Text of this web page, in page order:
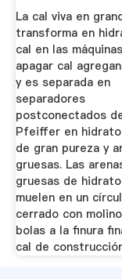
La cal viva en
transforma en
cal en las
apagar cal
y es separada en
separadores
postconectados
Pfeiffer en
de gran pureza y
gruesas. Las
gruesas de
muelen en un
cerrado con
bolas a la finura
cal de